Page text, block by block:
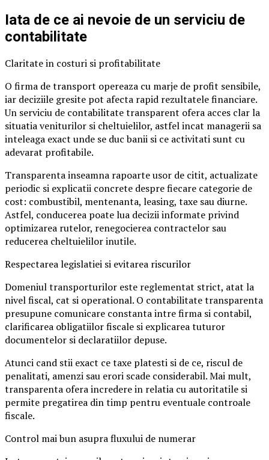
Iata de ce ai nevoie de un serviciu de
contabilitate
Claritate in costuri si profitabilitate
O firma de transport opereaza cu marje de profit sensibile,
iar deciziile gresite pot afecta rapid rezultatele financiare.
Un serviciu de contabilitate transparent ofera acces clar la
situatia veniturilor si cheltuielilor, astfel incat managerii sa
inteleaga exact unde se duc banii si ce activitati sunt cu
adevarat profitabile.
Transparenta inseamna rapoarte usor de citit, actualizate
periodic si explicatii concrete despre fiecare categorie de
cost: combustibil, mentenanta, leasing, taxe sau diurne.
Astfel, conducerea poate lua decizii informate privind
optimizarea rutelor, renegocierea contractelor sau
reducerea cheltuielilor inutile.
Respectarea legislatiei si evitarea riscurilor
Domeniul transporturilor este reglementat strict, atat la
nivel fiscal, cat si operational. O contabilitate transparenta
presupune comunicare constanta intre firma si contabil,
clarificarea obligatiilor fiscale si explicarea tuturor
documentelor si declaratiilor depuse.
Atunci cand stii exact ce taxe platesti si de ce, riscul de
penalitati, amenzi sau erori scade considerabil. Mai mult,
transparenta ofera incredere in relatia cu autoritatile si
permite pregatirea din timp pentru eventuale controale
fiscale.
Control mai bun asupra fluxului de numerar